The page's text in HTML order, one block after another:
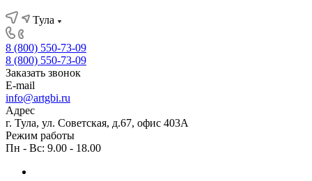
Тула
8 (800) 550-73-09
8 (800) 550-73-09
Заказать звонок
E-mail
info@artgbi.ru
Адрес
г. Тула, ул. Советская, д.67, офис 403А
Режим работы
Пн - Вс: 9.00 - 18.00